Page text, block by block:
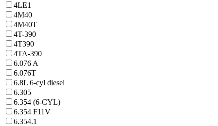
4LE1
4M40
4M40T
4T-390
4T390
4TA-390
6.076 A
6.076T
6.8L 6-cyl diesel
6.305
6.354 (6-CYL)
6.354 F11V
6.354.1